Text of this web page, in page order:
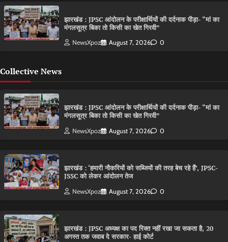
झारखंड : JPSC आंदोलन के परीक्षार्थियों की दर्दनाक पीड़ा- “मां का
मंगलसूत्र बिका तो किसी का खेत गिरवी”
NewsXpoz August 7, 2026 0
Collective News
झारखंड : JPSC आंदोलन के परीक्षार्थियों की दर्दनाक पीड़ा- “मां का
मंगलसूत्र बिका तो किसी का खेत गिरवी”
NewsXpoz August 7, 2026 0
झारखंड : ‘हमारी नौकरियों को सब्जियों की तरह बेच रहे हैं’, JPSC-
JSSC को लेकर आंदोलन तेज
NewsXpoz August 7, 2026 0
झारखंड : JPSC अध्यक्ष का पद रिक्त नहीं रखा जा सकता है, 20
अगस्त तक जवाब दे सरकार- हाई कोर्ट